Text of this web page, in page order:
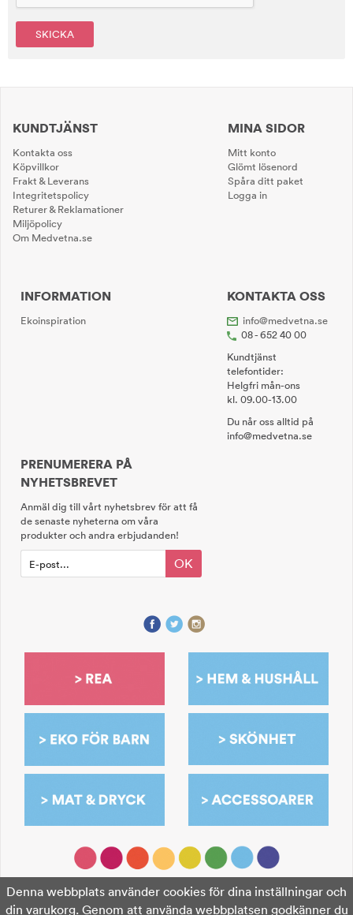
SKICKA
KUNDTJÄNST
Kontakta oss
Köpvillkor
Frakt & Leverans
Integritetspolicy
Returer & Reklamationer
Miljöpolicy
Om Medvetna.se
MINA SIDOR
Mitt konto
Glömt lösenord
Spåra ditt paket
Logga in
INFORMATION
Ekoinspiration
KONTAKTA OSS
info@medvetna.se
08 - 652 40 00
Kundtjänst
telefontider:
Helgfri mån-ons
kl. 09.00-13.00
Du når oss alltid på
info@medvetna.se
PRENUMERERA PÅ
NYHETSBREVET
Anmäl dig till vårt nyhetsbrev för att få
de senaste nyheterna om våra
produkter och andra erbjudanden!
OK
Denna webbplats använder cookies för dina inställningar och
din varukorg. Genom att använda webbplatsen godkänner du